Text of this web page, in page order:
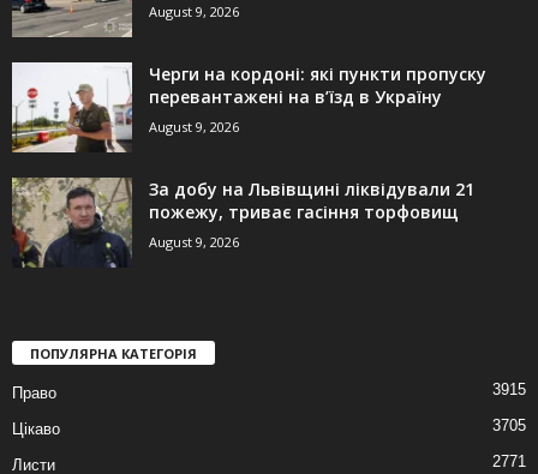
August 9, 2026
Черги на кордоні: які пункти пропуску
перевантажені на в’їзд в Україну
August 9, 2026
За добу на Львівщині ліквідували 21
пожежу, триває гасіння торфовищ
August 9, 2026
ПОПУЛЯРНА КАТЕГОРІЯ
Право 3915
Цікаво 3705
Листи 2771